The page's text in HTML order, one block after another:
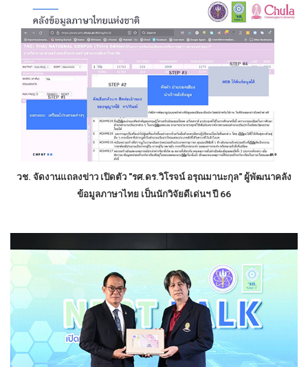
วช. จัดงานแถลงข่าว เปิดตัว "รศ.ดร.วิโรจน์ อรุณมานะกุล" ผู้พัฒนาคลัง
ข้อมูลภาษาไทย เป็นนักวิจัยดีเด่นฯ ปี 66